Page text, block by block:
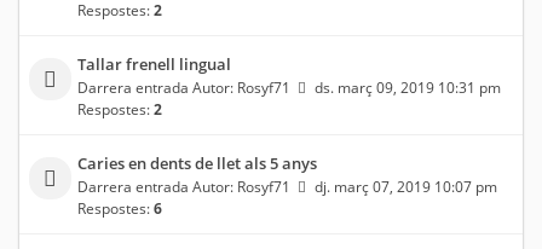
Respostes:2
Tallar frenell lingual
Darrera entrada Autor: Rosyf71
ds. març 09, 2019 10:31 pm
Respostes:2
Caries en dents de llet als 5 anys
Darrera entrada Autor: Rosyf71
dj. març 07, 2019 10:07 pm
Respostes:6